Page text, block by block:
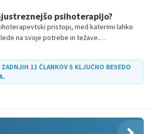
psihoterapijo?
pristopi, med katerimi lahko
na svoje potrebe in težave.
štiri glavne pristope.
11 ČLANKOV S KLJUČNO BESEDO
.